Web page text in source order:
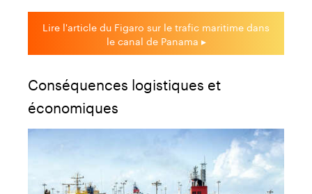
Lire l'article du Figaro sur le trafic maritime dans
le canal de Panama ▸
Conséquences logistiques et
économiques